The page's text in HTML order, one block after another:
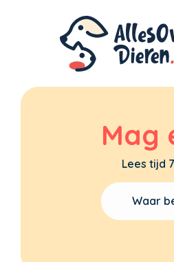
Mag
Lees tijd